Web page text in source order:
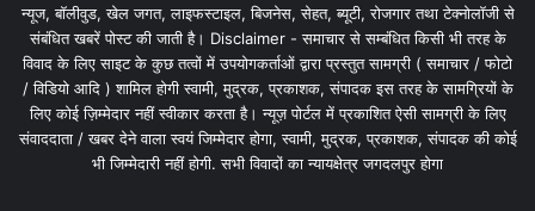
न्यूज, बॉलीवुड, खेल जगत, लाइफस्टाइल, बिजनेस, सेहत, ब्यूटी, रोजगार तथा टेक्नोलॉजी से
संबंधित खबरें पोस्ट की जाती है। Disclaimer - समाचार से सम्बंधित किसी भी तरह के
विवाद के लिए साइट के कुछ तत्वों में उपयोगकर्ताओं द्वारा प्रस्तुत सामग्री ( समाचार / फोटो
/ विडियो आदि ) शामिल होगी स्वामी, मुद्रक, प्रकाशक, संपादक इस तरह के सामग्रियों के
लिए कोई ज़िम्मेदार नहीं स्वीकार करता है। न्यूज़ पोर्टल में प्रकाशित ऐसी सामग्री के लिए
संवाददाता / खबर देने वाला स्वयं जिम्मेदार होगा, स्वामी, मुद्रक, प्रकाशक, संपादक की कोई
भी जिम्मेदारी नहीं होगी. सभी विवादों का न्यायक्षेत्र जगदलपुर होगा